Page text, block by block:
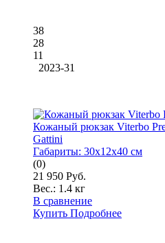
38
28
11
2023-31
Кожаный рюкзак Viterbo
Gattini
Габариты: 30x12x40 см
(0)
21 950 Руб.
Вес.: 1.4 кг
В сравнение
Купить Подробнее